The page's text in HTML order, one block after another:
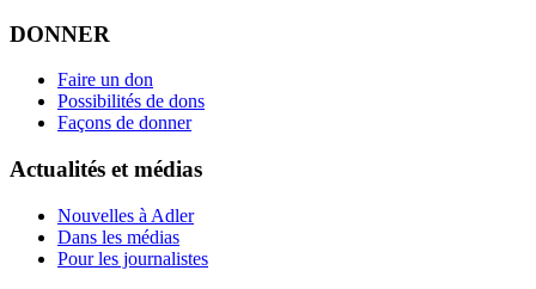
DONNER
Faire un don
Possibilités de dons
Façons de donner
Actualités et médias
Nouvelles à Adler
Dans les médias
Pour les journalistes